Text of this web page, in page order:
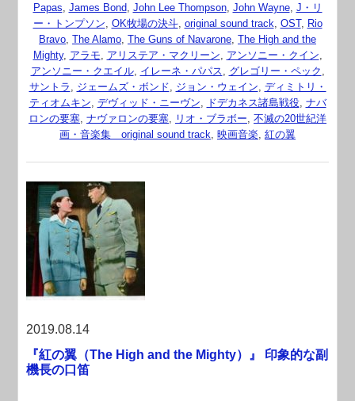
Papas, James Bond, John Lee Thompson, John Wayne, J・リ
ー・トンプソン, OK牧場の決斗, original sound track, OST, Rio
Bravo, The Alamo, The Guns of Navarone, The High and the
Mighty, アラモ, アリステア・マクリーン, アンソニー・クイン,
アンソニー・クエイル, イレーネ・パパス, グレゴリー・ペック ,
サントラ , ジェームズ・ボンド, ジョン・ウェイン, ディミトリ・
ティオムキン, デヴィッド・ニーヴン, ドデカネス諸島戦役, ナバ
ロンの要塞, ナヴァロンの要塞, リオ・ブラボー, 不滅の20世紀洋
画・音楽集 original sound track, 映画音楽, 紅の翼
2019.08.14
『紅の翼（The High and the Mighty）』 印象的な副
機長の口笛